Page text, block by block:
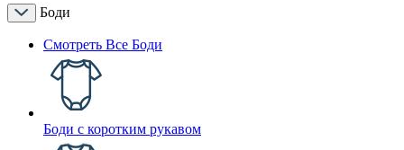
Боди
Смотреть Все Боди
Боди с коротким рукавом